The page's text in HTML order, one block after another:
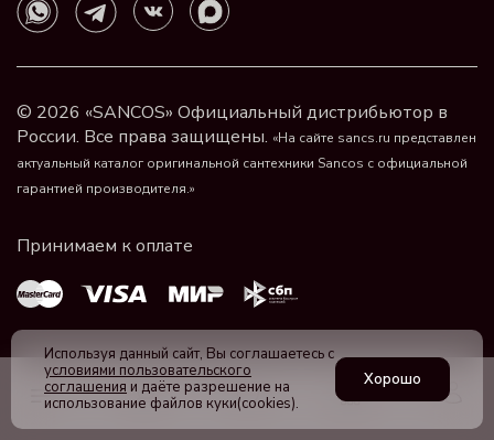
© 2026 «SANCOS» Официальный дистрибьютор в
России. Все права защищены. «На сайте sancs.ru представлен
актуальный каталог оригинальной сантехники Sancos с официальной
гарантией производителя.»
Используя данный сайт, Вы соглашаетесь с
условиями пользовательского
соглашения и даёте разрешение на
использование файлов куки(cookies).
Хорошо